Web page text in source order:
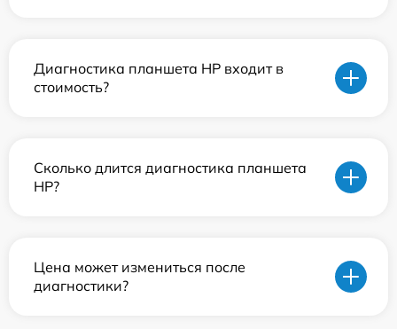
Диагностика планшета HP входит в
стоимость?
Сколько длится диагностика планшета
HP?
Цена может измениться после
диагностики?